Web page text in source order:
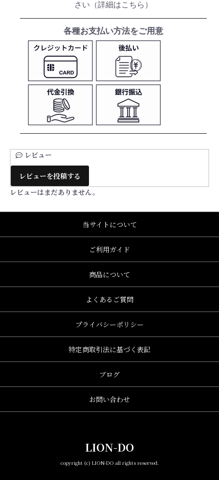
さい（詳細はこちら ）
各種お支払い方法をご用意
レビュー
レビューを投稿する
レビューはまだありません。
当サイトについて
ご利用ガイド
商品について
よくあるご質問
プライバシーポリシー
特定商取引法に基づく表記
ブログ
お問い合わせ
LION-DO
copyright (c) LION-DO all rights reserved.